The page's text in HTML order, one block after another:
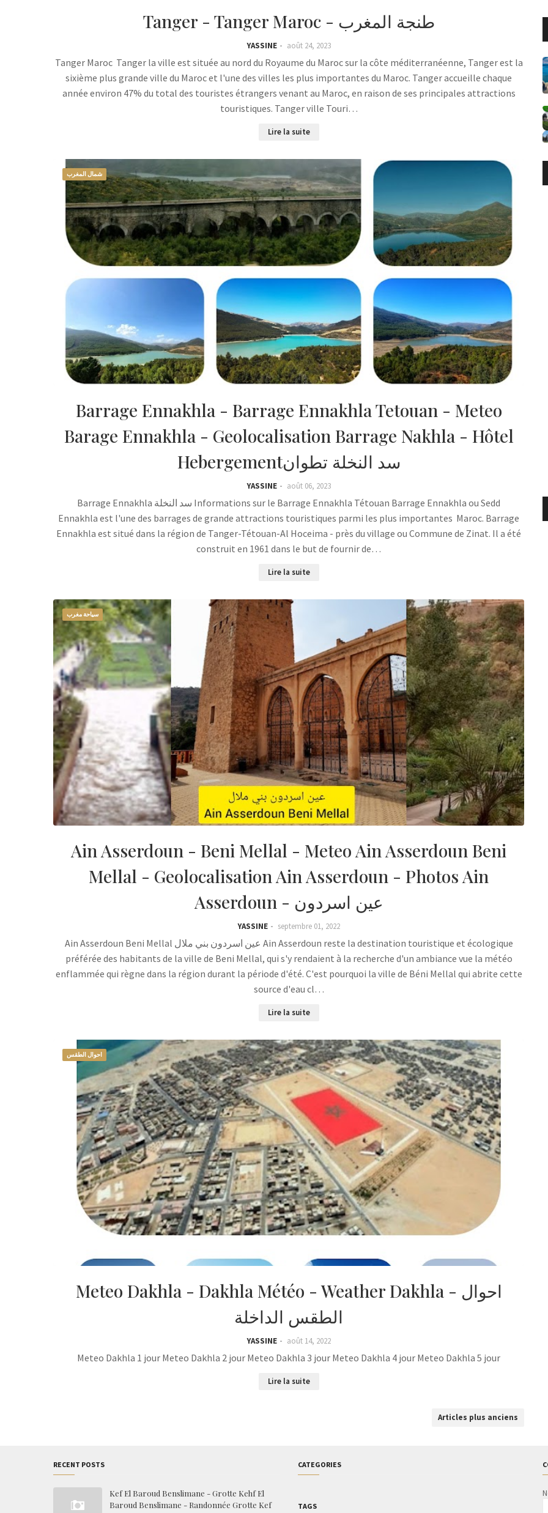
Tanger - Tanger Maroc - طنجة المغرب
YASSINE août 24, 2023
Tanger Maroc Tanger la ville est située au nord du Royaume du Maroc sur la côte méditerranéenne, Tanger est la
sixième plus grande ville du Maroc et l'une des villes les plus importantes du Maroc. Tanger accueille chaque
année environ 47% du total des touristes étrangers venant au Maroc, en raison de ses principales attractions
touristiques. Tanger ville Touri…
Lire la suite
شمال المغرب
Barrage Ennakhla - Barrage Ennakhla Tetouan - Meteo
Barage Ennakhla - Geolocalisation Barrage Nakhla - Hôtel
Hebergementسد النخلة تطوان
YASSINE août 06, 2023
Barrage Ennakhla سد النخلة Informations sur le Barrage Ennakhla Tétouan Barrage Ennakhla ou Sedd
Ennakhla est l'une des barrages de grande attractions touristiques parmi les plus importantes Maroc. Barrage
Ennakhla est situé dans la région de Tanger-Tétouan-Al Hoceima - près du village ou Commune de Zinat. Il a été
construit en 1961 dans le but de fournir de…
Lire la suite
سياحة مغرب
Ain Asserdoun - Beni Mellal - Meteo Ain Asserdoun Beni
Mellal - Geolocalisation Ain Asserdoun - Photos Ain
Asserdoun - عين اسردون
YASSINE septembre 01, 2022
Ain Asserdoun Beni Mellal عين اسردون بني ملال Ain Asserdoun reste la destination touristique et écologique
préférée des habitants de la ville de Beni Mellal, qui s'y rendaient à la recherche d'un ambiance vue la météo
enflammée qui règne dans la région durant la période d'été. C'est pourquoi la ville de Béni Mellal qui abrite cette
source d'eau cl…
Lire la suite
احوال الطقس
Meteo Dakhla - Dakhla Météo - Weather Dakhla - احوال
الطقس الداخلة
YASSINE août 14, 2022
Meteo Dakhla 1 jour Meteo Dakhla 2 jour Meteo Dakhla 3 jour Meteo Dakhla 4 jour Meteo Dakhla 5 jour
Lire la suite
Articles plus anciens
RECENT POSTS
Kef El Baroud Benslimane - Grotte Kehf El
Baroud Benslimane - Randonnée Grotte Kef
CATEGORIES
TAGS